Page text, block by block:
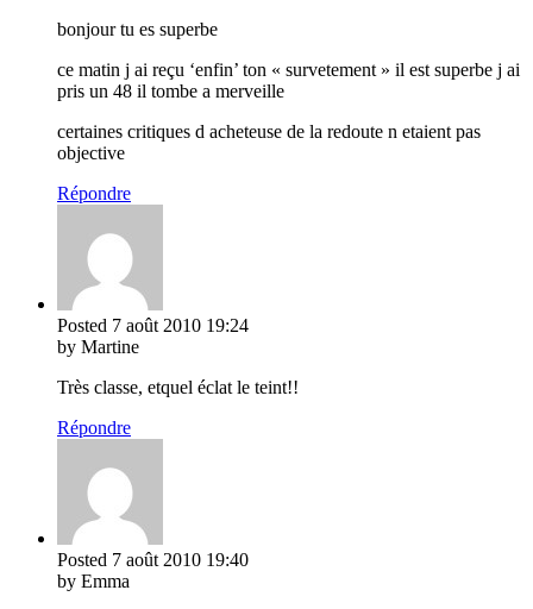
bonjour tu es superbe
ce matin j ai reçu ‘enfin’ ton « survetement » il est superbe j ai
pris un 48 il tombe a merveille
certaines critiques d acheteuse de la redoute n etaient pas
objective
Répondre
Posted 7 août 2010 19:24
by Martine
Très classe, etquel éclat le teint!!
Répondre
Posted 7 août 2010 19:40
by Emma